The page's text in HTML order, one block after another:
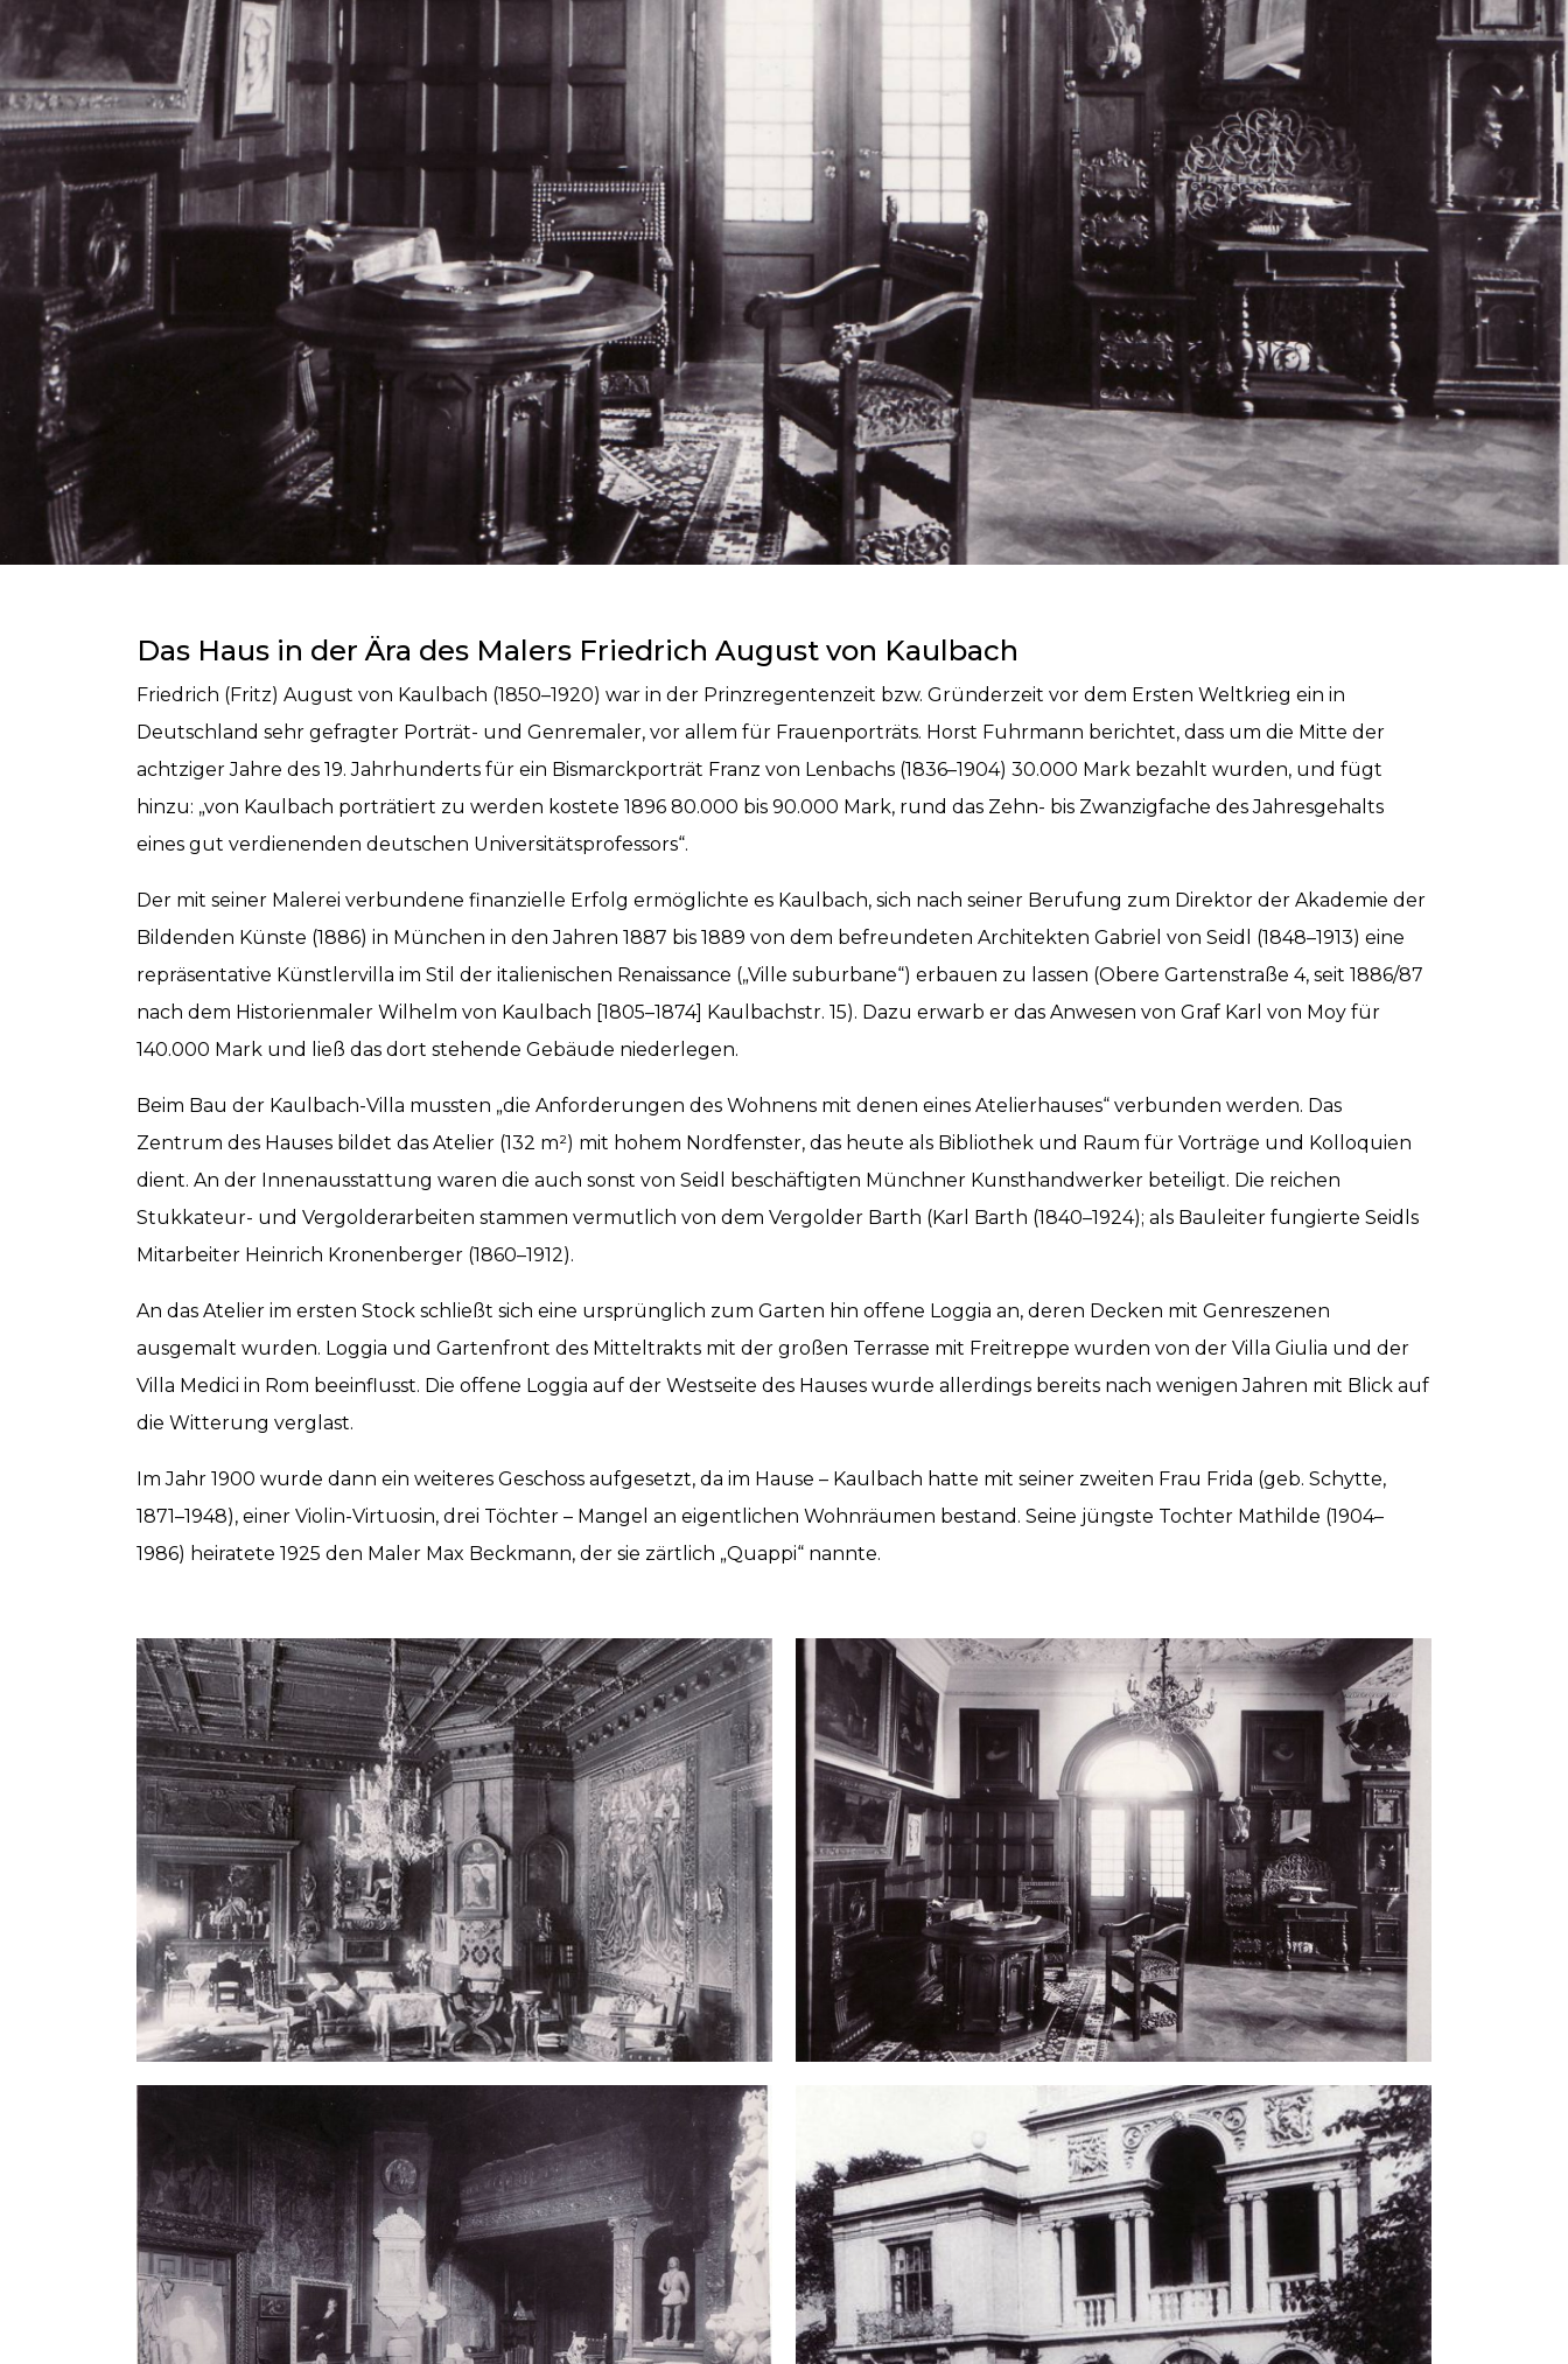
Geschichte der
Kaulbach-Villa
Das Haus in der Ära des Malers Friedrich August von Kaulbach
Friedrich (Fritz) August von Kaulbach (1850–1920) war in der Prinzregentenzeit bzw. Gründerzeit vor dem Ersten Weltkrieg ein in
Deutschland sehr gefragter Porträt- und Genremaler, vor allem für Frauenporträts. Horst Fuhrmann berichtet, dass um die Mitte der
achtziger Jahre des 19. Jahrhunderts für ein Bismarckporträt Franz von Lenbachs (1836–1904) 30.000 Mark bezahlt wurden, und fügt
hinzu: „von Kaulbach porträtiert zu werden kostete 1896 80.000 bis 90.000 Mark, rund das Zehn- bis Zwanzigfache des Jahresgehalts
eines gut verdienenden deutschen Universitätsprofessors“.
Der mit seiner Malerei verbundene finanzielle Erfolg ermöglichte es Kaulbach, sich nach seiner Berufung zum Direktor der Akademie der
Bildenden Künste (1886) in München in den Jahren 1887 bis 1889 von dem befreundeten Architekten Gabriel von Seidl (1848–1913) eine
repräsentative Künstlervilla im Stil der italienischen Renaissance („Ville suburbane“) erbauen zu lassen (Obere Gartenstraße 4, seit 1886/87
nach dem Historienmaler Wilhelm von Kaulbach [1805–1874] Kaulbachstr. 15). Dazu erwarb er das Anwesen von Graf Karl von Moy für
140.000 Mark und ließ das dort stehende Gebäude niederlegen.
Beim Bau der Kaulbach-Villa mussten „die Anforderungen des Wohnens mit denen eines Atelierhauses“ verbunden werden. Das
Zentrum des Hauses bildet das Atelier (132 m²) mit hohem Nordfenster, das heute als Bibliothek und Raum für Vorträge und Kolloquien
dient. An der Innenausstattung waren die auch sonst von Seidl beschäftigten Münchner Kunsthandwerker beteiligt. Die reichen
Stukkateur- und Vergolderarbeiten stammen vermutlich von dem Vergolder Barth (Karl Barth (1840–1924); als Bauleiter fungierte Seidls
Mitarbeiter Heinrich Kronenberger (1860–1912).
An das Atelier im ersten Stock schließt sich eine ursprünglich zum Garten hin offene Loggia an, deren Decken mit Genreszenen
ausgemalt wurden. Loggia und Gartenfront des Mitteltrakts mit der großen Terrasse mit Freitreppe wurden von der Villa Giulia und der
Villa Medici in Rom beeinflusst. Die offene Loggia auf der Westseite des Hauses wurde allerdings bereits nach wenigen Jahren mit Blick auf
die Witterung verglast.
Im Jahr 1900 wurde dann ein weiteres Geschoss aufgesetzt, da im Hause – Kaulbach hatte mit seiner zweiten Frau Frida (geb. Schytte,
1871–1948), einer Violin-Virtuosin, drei Töchter – Mangel an eigentlichen Wohnräumen bestand. Seine jüngste Tochter Mathilde (1904–
1986) heiratete 1925 den Maler Max Beckmann, der sie zärtlich „Quappi“ nannte.